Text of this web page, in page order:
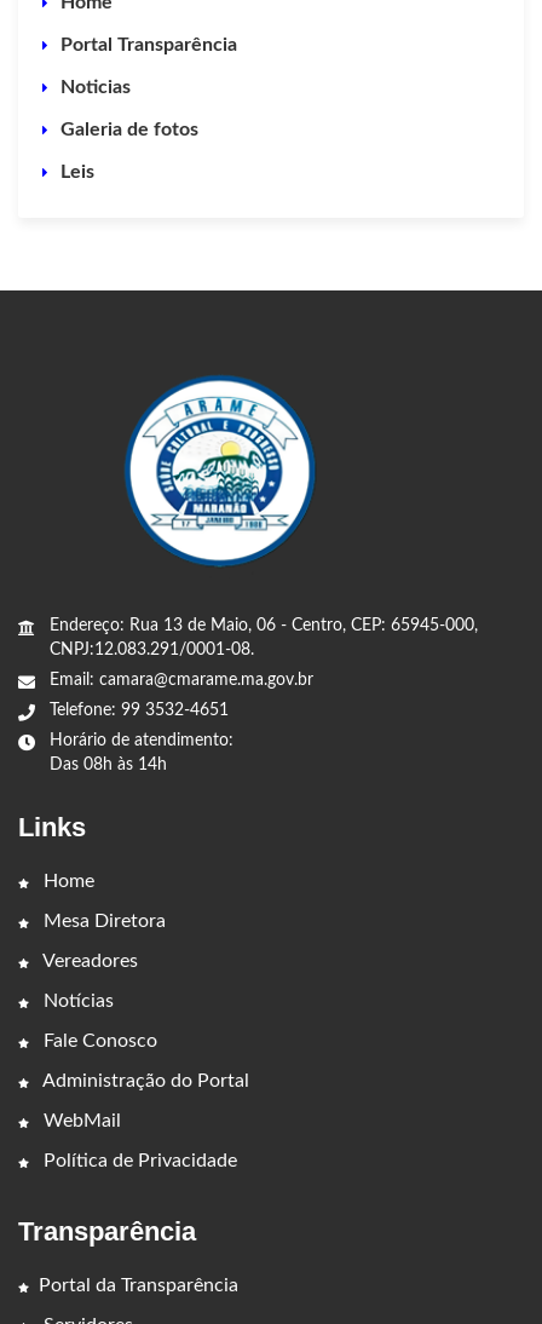
Portal Transparência
Noticias
Galeria de fotos
Leis
Endereço: Rua 13 de Maio, 06 - Centro, CEP: 65945-000,
CNPJ:12.083.291/0001-08.
Email: camara@cmarame.ma.gov.br
Telefone: 99 3532-4651
Horário de atendimento:
Das 08h às 14h
Links
Home
Mesa Diretora
Vereadores
Notícias
Fale Conosco
Administração do Portal
WebMail
Política de Privacidade
Transparência
Portal da Transparência